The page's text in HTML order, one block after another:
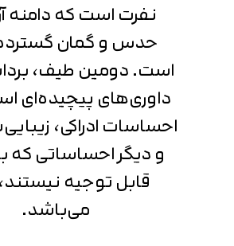
نفرت است که دامنه
حدس و گمان
است. دومین طیف،
داوری‌های پیچیده‌ای
احساسات ادراکی،
و دیگر احساساتی که
قابل توجیه
می‌باشد.
تایید کد
کد ارسال شده را وارد کنید
اصلاح شماره
تایید کد
دریافت مجدد کد:00:59
متوجه شدم